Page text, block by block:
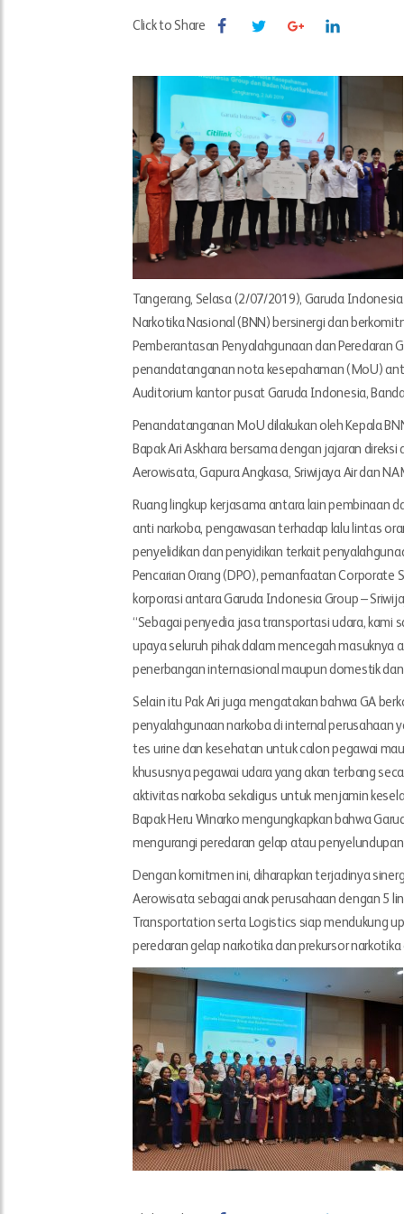
Click to Share
Tangerang, Selasa (2/07/2019), Garuda
Narkotika Nasional (BNN) bersinergi dan
Pemberantasan Penyalahgunaan dan
penandatanganan nota kesepahaman (MoU)
Auditorium kantor pusat Garuda Indonesia,
Penandatanganan MoU dilakukan oleh Kepala
Bapak Ari Askhara bersama dengan jajaran
Aerowisata, Gapura Angkasa, Sriwijaya Air dan
Ruang lingkup kerjasama antara lain pembinaan
anti narkoba, pengawasan terhadap lalu lintas
penyelidikan dan penyidikan terkait
Pencarian Orang (DPO), pemanfaatan Corporate
korporasi antara Garuda Indonesia Group –
“Sebagai penyedia jasa transportasi udara, kami
upaya seluruh pihak dalam mencegah masuknya
penerbangan internasional maupun domestik
Selain itu Pak Ari juga mengatakan bahwa GA
penyalahgunaan narkoba di internal perusahaan
tes urine dan kesehatan untuk calon pegawai
khususnya pegawai udara yang akan terbang
aktivitas narkoba sekaligus untuk menjamin
Bapak Heru Winarko mengungkapkan bahwa
mengurangi peredaran gelap atau
Dengan komitmen ini, diharapkan terjadinya
Aerowisata sebagai anak perusahaan dengan 5
Transportation serta Logistics siap mendukung
peredaran gelap narkotika dan prekursor